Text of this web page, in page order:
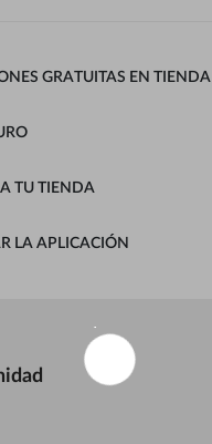
GRATUITAS EN TIENDA
TU TIENDA
LA APLICACIÓN